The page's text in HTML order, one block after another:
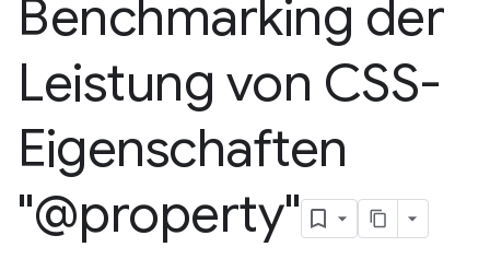
Benchmarking der
Leistung von CSS-
Eigenschaften
"@property"